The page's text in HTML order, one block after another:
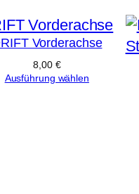
Vorderachse
8,00 €
Ausführung wählen